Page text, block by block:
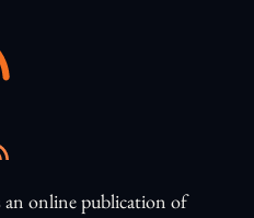
an online publication of